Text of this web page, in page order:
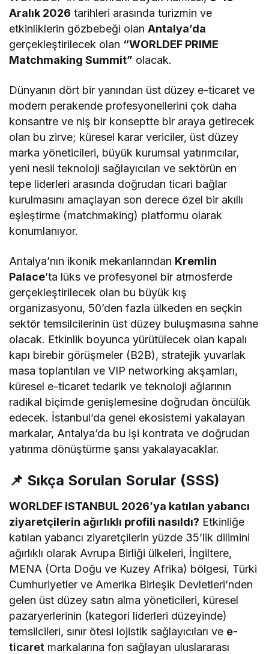
Aralık 2026 tarihleri arasında turizmin ve
etkinliklerin gözbebeği olanAntalya’da
gerçekleştirilecek olan “WORLDEF PRIME
Matchmaking Summit” olacak.
Dünyanın dört bir yanından üst düzey e-ticaret ve
modern perakende profesyonellerini çok daha
konsantre ve niş bir konseptte bir araya getirecek
olan bu zirve; küresel karar vericiler, üst düzey
marka yöneticileri, büyük kurumsal yatırımcılar,
yeni nesil teknoloji sağlayıcıları ve sektörün en
tepe liderleri arasında doğrudan ticari bağlar
kurulmasını amaçlayan son derece özel bir akıllı
eşleştirme (matchmaking) platformu olarak
konumlanıyor.
Antalya’nın ikonik mekanlarından Kremlin
Palace’ta lüks ve profesyonel bir atmosferde
gerçekleştirilecek olan bu büyük kış
organizasyonu, 50’den fazla ülkeden en seçkin
sektör temsilcilerinin üst düzey buluşmasına sahne
olacak. Etkinlik boyunca yürütülecek olan kapalı
kapı birebir görüşmeler (B2B), stratejik yuvarlak
masa toplantıları ve VIP networking akşamları,
küresel e-ticaret tedarik ve teknoloji ağlarının
radikal biçimde genişlemesine doğrudan öncülük
edecek. İstanbul’da genel ekosistemi yakalayan
markalar, Antalya’da bu işi kontrata ve doğrudan
yatırıma dönüştürme şansı yakalayacaklar.
📌 Sıkça Sorulan Sorular (SSS)
WORLDEF ISTANBUL 2026’ya katılan yabancı
ziyaretçilerin ağırlıklı profili nasıldı? Etkinliğe
katılan yabancı ziyaretçilerin yüzde 35’lik dilimini
ağırlıklı olarak Avrupa Birliği ülkeleri, İngiltere,
MENA (Orta Doğu ve Kuzey Afrika) bölgesi, Türki
Cumhuriyetler ve Amerika Birleşik Devletleri’nden
gelen üst düzey satın alma yöneticileri, küresel
pazaryerlerinin (kategori liderleri düzeyinde)
temsilcileri, sınır ötesi lojistik sağlayıcıları ve e-
ticaret markalarına fon sağlayan uluslararası